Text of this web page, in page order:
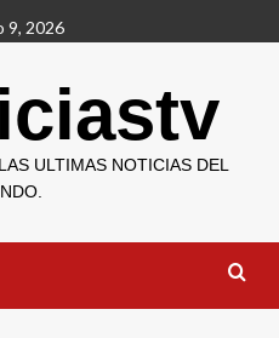
9, 2026
ULTIMAS NOTICIAS DEL